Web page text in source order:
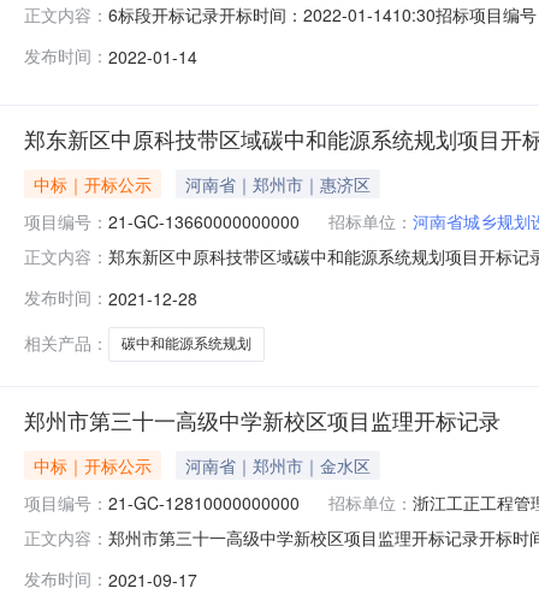
正文内容： 6标段开标记录开标时间：2022-01-1410:30招标项目编
咨询有限公司工期:0质量要求:null保证金金额:null;投标
发布时间： 2022-01-14
郑东新区中原科技带区域碳中和能源系统规划项目开
中标｜开标公示
河南省｜郑州市｜惠济区
项目编号： 21-GC-13660000000000 招标单位： 河南省城乡规划
正文内容： 郑东新区中原科技带区域碳中和能源系统规划项目开标
河南德能环保科技有限公司;项目负责人:;报价:元/%;工期
发布时间： 2021-12-28
相关产品：
碳中和能源系统规划
郑州市第三十一高级中学新校区项目监理开标记录
中标｜开标公示
河南省｜郑州市｜金水区
项目编号： 21-GC-12810000000000 招标单位： 浙江工正工程管
正文内容： 郑州市第三十一高级中学新校区项目监理开标记录开标
司;项目负责人:;报价:元/%;工期:日历天;质量要求:;保证金
发布时间： 2021-09-17